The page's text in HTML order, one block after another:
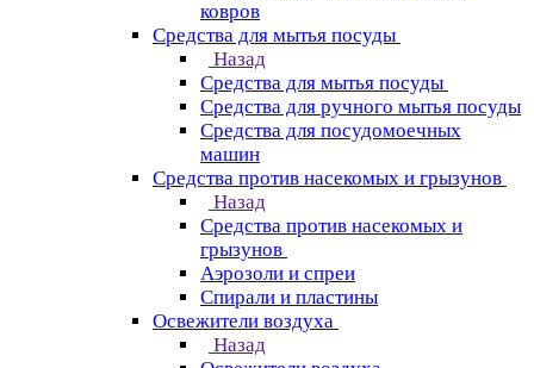
ковров
Средства для мытья посуды
Назад
Средства для мытья посуды
Средства для ручного мытья посуды
Средства для посудомоечных
машин
Средства против насекомых и грызунов
Назад
Средства против насекомых и
грызунов
Аэрозоли и спреи
Спирали и пластины
Освежители воздуха
Назад